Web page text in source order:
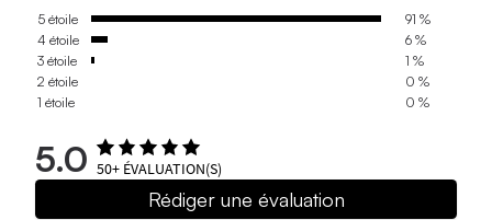
5 étoile
91 %
4 étoile
6 %
3 étoile
1 %
2 étoile
0 %
1 étoile
0 %
5.0 50+ ÉVALUATION(S)
Rédiger une évaluation